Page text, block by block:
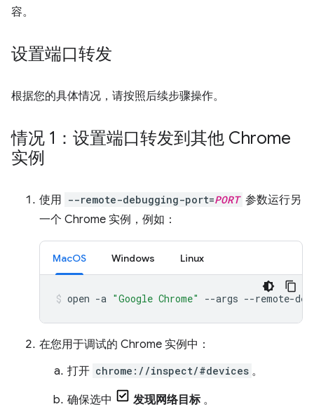
容。
设置端口转发
根据您的具体情况，请按照后续步骤操作。
情况 1：设置端口转发到其他 Chrome
实例
使用 --remote-debugging-port=PORT 参数运行另
一个 Chrome 实例，例如：
MacOS Windows Linux
open -a "Google Chrome" --args --remote-
在您用于调试的 Chrome 实例中：
打开 chrome://inspect/#devices 。
确保选中 发现网络目标。